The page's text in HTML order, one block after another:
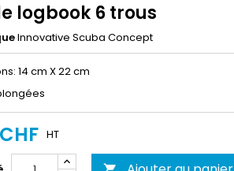
logbook 6 trous
Innovative Scuba Concept
14 cm X 22 cm
HT